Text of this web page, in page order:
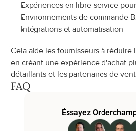
Expériences en libre-service
Environnements de commande
Intégrations et automatisation
Cela aide les fournisseurs à réduire
en créant une expérience d'achat
détaillants et les partenaires de
FAQ
Éssayez